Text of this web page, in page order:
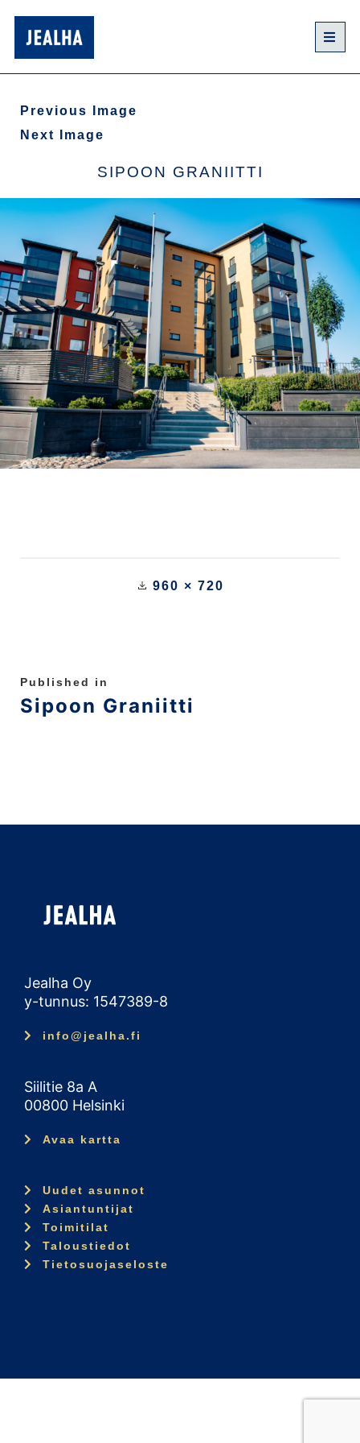
Previous Image
Next Image
SIPOON GRANIITTI
960 × 720
Published in
Sipoon Graniitti
Jealha Oy
y-tunnus: 1547389-8
info@jealha.fi
Siilitie 8a A
00800 Helsinki
Avaa kartta
Uudet asunnot
Asiantuntijat
Toimitilat
Taloustiedot
Tietosuojaseloste